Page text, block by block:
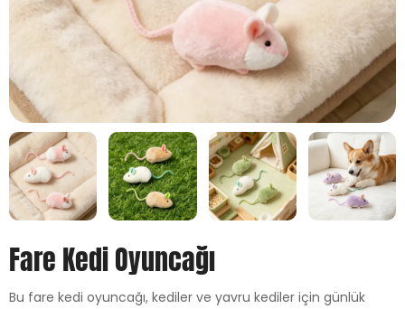
Fare Kedi Oyuncağı
Bu fare kedi oyuncağı, kediler ve yavru kediler için günlük